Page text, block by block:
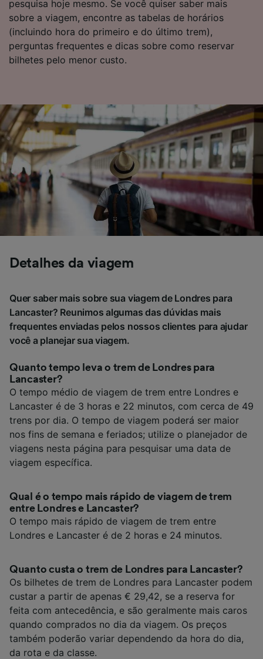
pesquisa hoje mesmo. Se você quiser saber mais
sobre a viagem, encontre as tabelas de horários
(incluindo hora do primeiro e do último trem),
perguntas frequentes e dicas sobre como reservar
bilhetes pelo menor custo.
Detalhes da viagem
Quer saber mais sobre sua viagem de Londres para
Lancaster? Reunimos algumas das dúvidas mais
frequentes enviadas pelos nossos clientes para ajudar
você a planejar sua viagem.
Quanto tempo leva o trem de Londres para
Lancaster?
O tempo médio de viagem de trem entre Londres e
Lancaster é de 3 horas e 22 minutos, com cerca de 49
trens por dia. O tempo de viagem poderá ser maior
nos fins de semana e feriados; utilize o planejador de
viagens nesta página para pesquisar uma data de
viagem específica.
Qual é o tempo mais rápido de viagem de trem
entre Londres e Lancaster?
O tempo mais rápido de viagem de trem entre
Londres e Lancaster é de 2 horas e 24 minutos.
Quanto custa o trem de Londres para Lancaster?
Os bilhetes de trem de Londres para Lancaster podem
custar a partir de apenas € 29,42, se a reserva for
feita com antecedência, e são geralmente mais caros
quando comprados no dia da viagem. Os preços
também poderão variar dependendo da hora do dia,
da rota e da classe.